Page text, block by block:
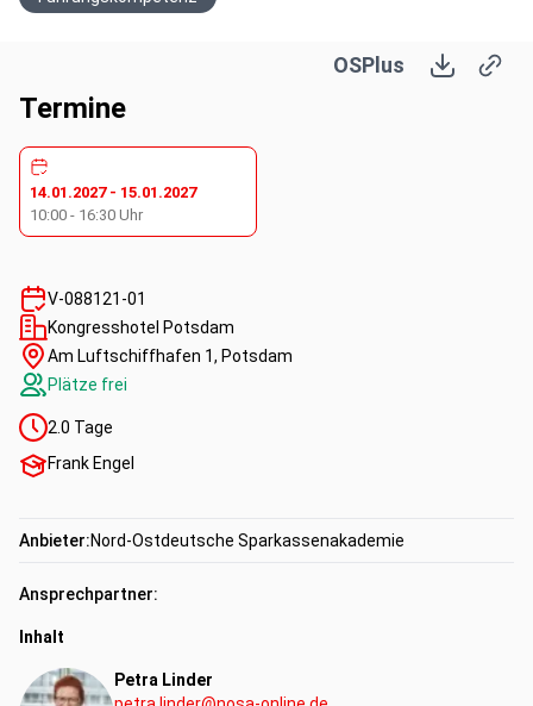
OSPlus
Termine
14.01.2027- 15.01.2027
10:00 - 16:30 Uhr
V-088121-01
Kongresshotel Potsdam
Am Luftschiffhafen 1, Potsdam
Plätze frei
2.0 Tage
Frank Engel
Anbieter:Nord-Ostdeutsche Sparkassenakademie
Ansprechpartner:
Inhalt
Petra Linder